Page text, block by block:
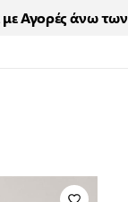
Αγορές άνω των